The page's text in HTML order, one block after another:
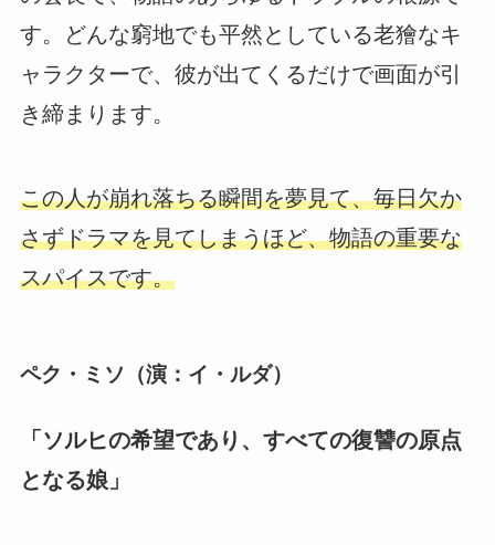
す。どんな窮地でも平然としている老獪なキ
ャラクターで、彼が出てくるだけで画面が引
き締まります。
この人が崩れ落ちる瞬間を夢見て、毎日欠か
さずドラマを見てしまうほど、物語の重要な
スパイスです。
ペク・ミソ（演：イ・ルダ）
「ソルヒの希望であり、すべての復讐の原点
となる娘」